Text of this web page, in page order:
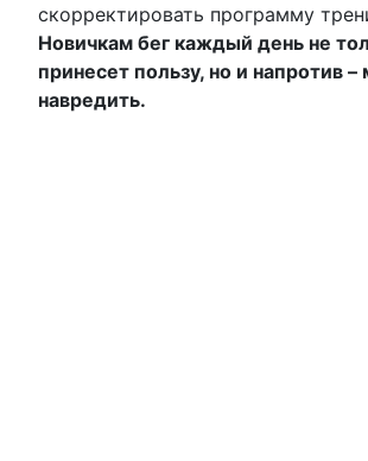
скорректировать программу
Новичкам бег каждый день не
принесет пользу, но и напротив
навредить.